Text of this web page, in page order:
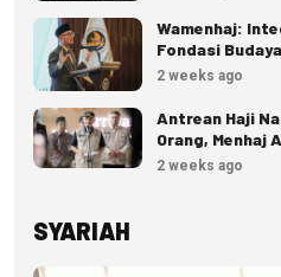
Wamenhaj:
Fondasi
Umrah
2 weeks ago
Antrean Haji
Orang, Menhaj
Kelola
2 weeks ago
SYARIAH